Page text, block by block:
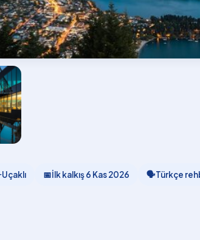
Uçaklı 📅İlk kalkış6 Kas 2026 🗣Türkçe